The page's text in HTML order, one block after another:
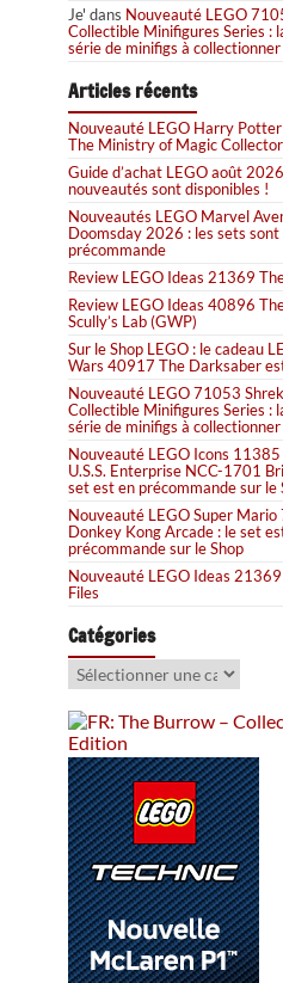
Je' dans Nouveauté LEGO
Collectible Minifigures Series :
série de minifigs à collectionner
Articles récents
Nouveauté LEGO Harry
The Ministry of Magic
Guide d’achat LEGO août
nouveautés sont disponibles !
Nouveautés LEGO Marvel
Doomsday 2026 : les sets sont
précommande
Review LEGO Ideas 21369
Review LEGO Ideas 40896
Scully’s Lab (GWP)
Sur le Shop LEGO : le cadeau
Wars 40917 The Darksaber
Nouveauté LEGO 71053 Shrek
Collectible Minifigures Series :
série de minifigs à collectionner
Nouveauté LEGO Icons
U.S.S. Enterprise NCC-1701
set est en précommande sur le
Nouveauté LEGO Super Mario
Donkey Kong Arcade : le set
précommande sur le Shop
Nouveauté LEGO Ideas
Files
Catégories
Catégories